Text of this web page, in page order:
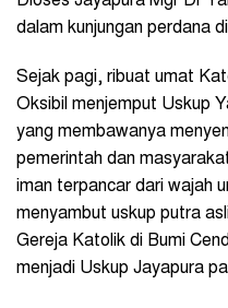
dalam kunjungan perdana
Sejak pagi, ribuat umat
Oksibil menjemput Uskup
yang membawanya
pemerintah dan
iman terpancar dari wajah
menyambut uskup putra
Gereja Katolik di Bumi
menjadi Uskup Jayapura